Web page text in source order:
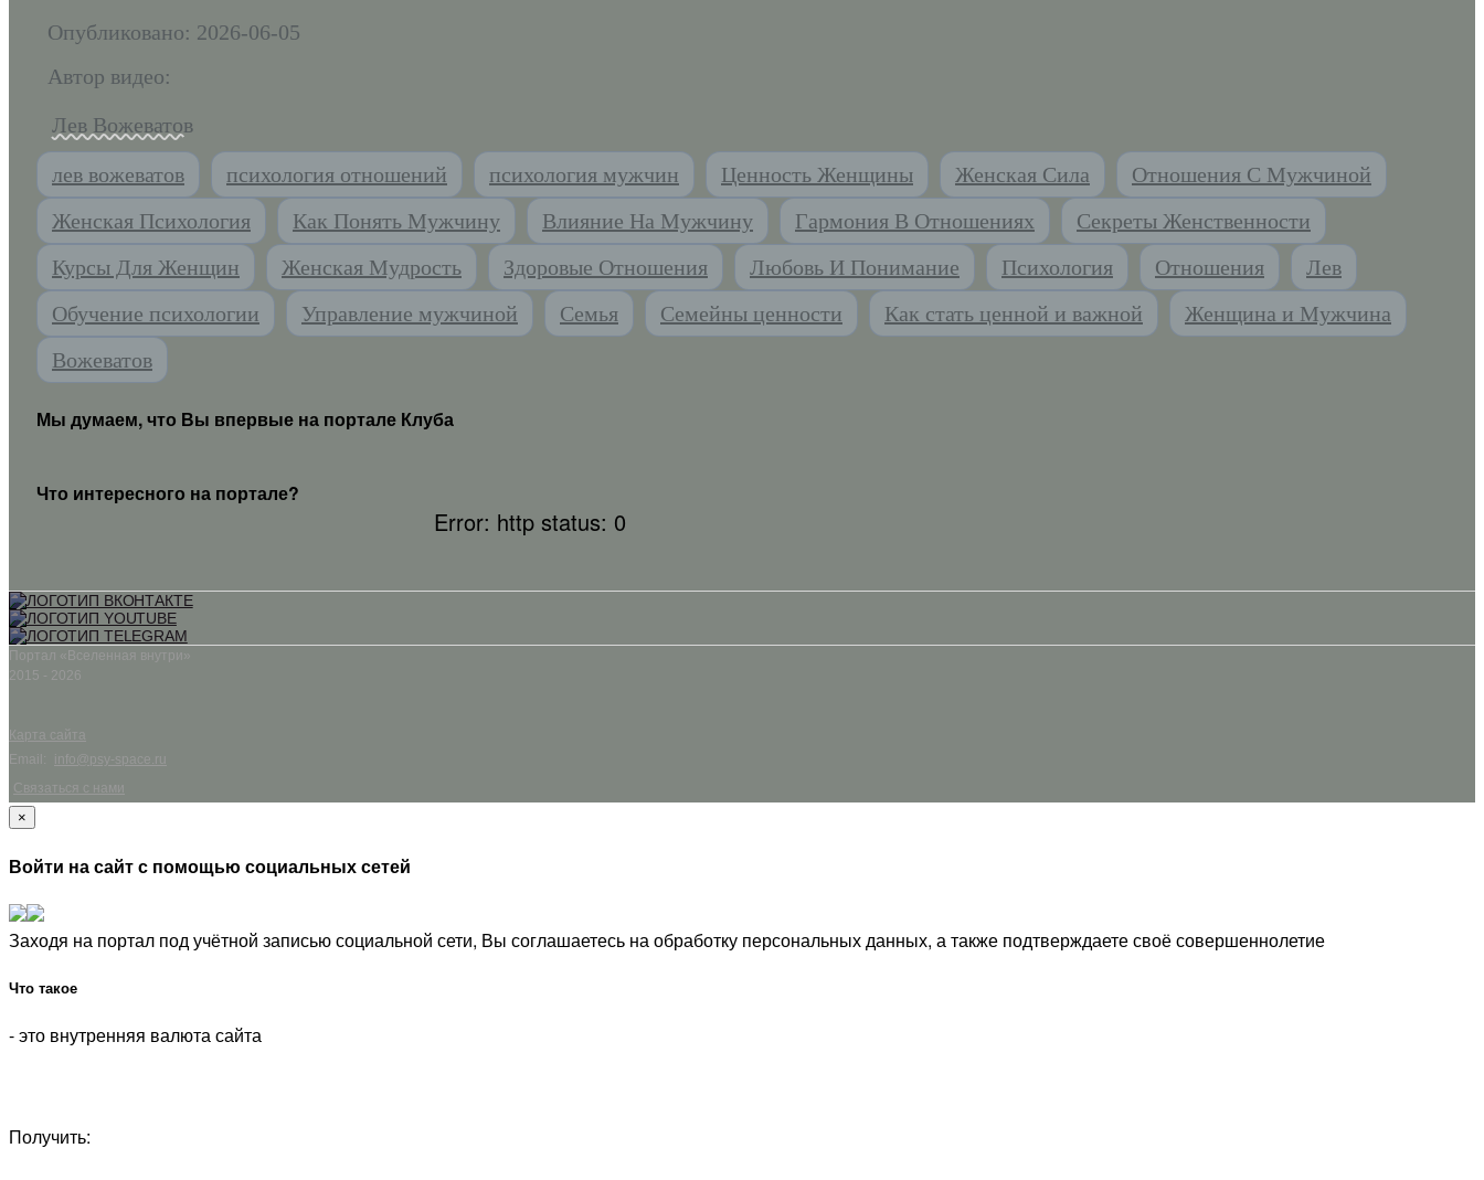
Опубликовано: 2026-06-05
Автор видео:
Лев Вожеватов
лев вожеватов психология отношений психология мужчин Ценность Женщины Женская Сила
Отношения С Мужчиной
Женская Психология
Как Понять Мужчину Влияние На Мужчину Гармония В Отношениях
Секреты Женственности
Курсы Для Женщин
Женская Мудрость Здоровые Отношения Любовь И Понимание Психология Отношения
Лев
Обучение психологии
Управление мужчиной Семья Семейны ценности Как стать ценной и важной
Женщина и Мужчина
Вожеватов
Мы думаем, что Вы впервые на портале Клуба
Что интересного на портале?
Error: http status: 0
Портал «Вселенная внутри»
2015 - 2026
Карта сайта
Email:
info@psy-space.ru
Связаться с нами
×
Войти на сайт с помощью социальных сетей
Заходя на портал под учётной записью социальной сети, Вы соглашаетесь на обработку персональных данных, а также подтверждаете своё совершеннолетие
Что такое
- это внутренняя валюта сайта
Получить: